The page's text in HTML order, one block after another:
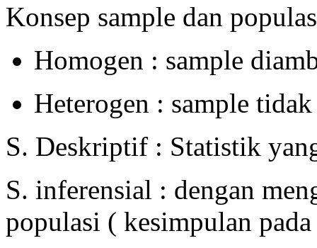
Konsep sample dan
Homogen : sample
Heterogen : sample
S. Deskriptif : Statistik
S. inferensial : dengan
populasi ( kesimpulan